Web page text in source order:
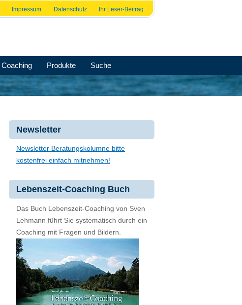
Impressum Datenschutz Ihr Leser-Beitrag
Coaching Produkte Suche
Newsletter
Newsletter Beratungskolumne bitte
kostenfrei einfach mitnehmen!
Lebenszeit-Coaching Buch
Das Buch Lebenszeit-Coaching von Sven
Lehmann führt Sie systematisch durch ein
Coaching mit Fragen und Bildern.